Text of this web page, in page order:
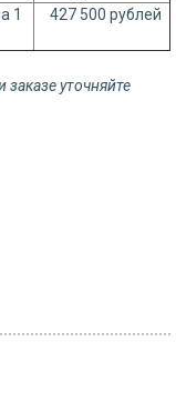
1
427 500 рублей
уточняйте